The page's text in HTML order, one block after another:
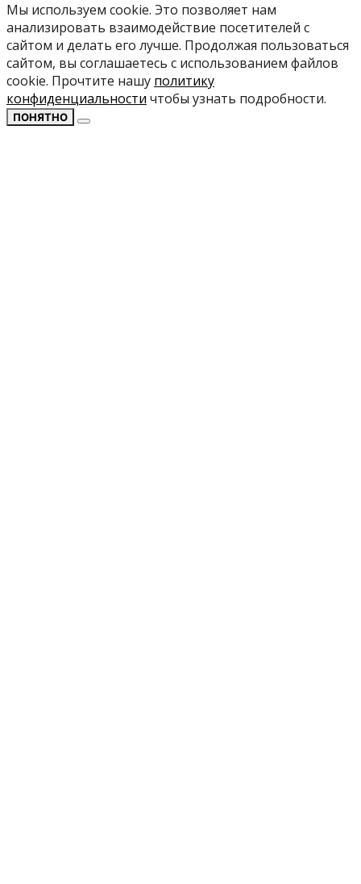
Мы используем cookie. Это позволяет нам
анализировать взаимодействие посетителей с
сайтом и делать его лучше. Продолжая пользоваться
сайтом, вы соглашаетесь с использованием файлов
cookie. Прочтите нашу политику
конфиденциальности чтобы узнать подробности.
ПОНЯТНО